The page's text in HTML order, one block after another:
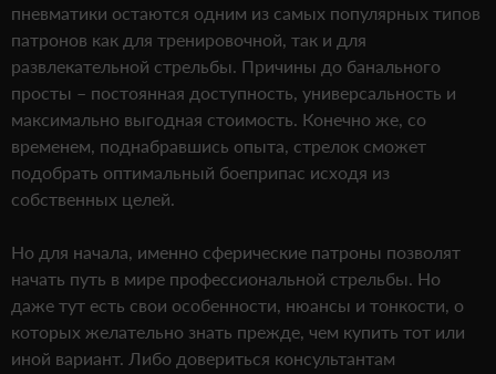
пневматики остаются одним из самых популярных типов
патронов как для тренировочной, так и для
развлекательной стрельбы. Причины до банального
просты – постоянная доступность, универсальность и
максимально выгодная стоимость. Конечно же, со
временем, поднабравшись опыта, стрелок сможет
подобрать оптимальный боеприпас исходя из
собственных целей.
Но для начала, именно сферические патроны позволят
начать путь в мире профессиональной стрельбы. Но
даже тут есть свои особенности, нюансы и тонкости, о
которых желательно знать прежде, чем купить тот или
иной вариант. Либо довериться консультантам